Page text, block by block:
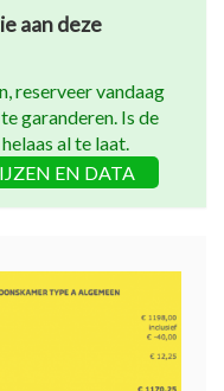
aan deze
reserveer vandaag
garanderen. Is de
al te laat.
EN DATA